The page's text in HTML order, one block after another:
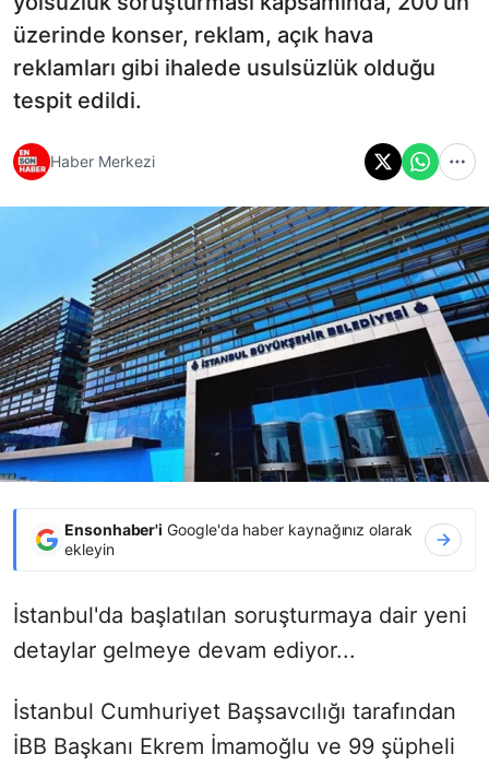
üzerinde konser, reklam, açık hava
reklamları gibi ihalede usulsüzlük olduğu
tespit edildi.
Haber Merkezi
Ensonhaber'i Google'da haber kaynağınız olarak
ekleyin
İstanbul'da başlatılan soruşturmaya dair yeni
detaylar gelmeye devam ediyor...
İstanbul Cumhuriyet Başsavcılığı tarafından
İBB Başkanı Ekrem İmamoğlu ve 99 şüpheli